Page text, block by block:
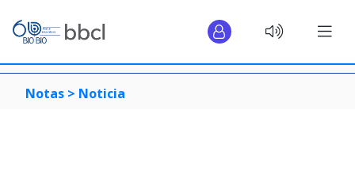
Notas > Noticia